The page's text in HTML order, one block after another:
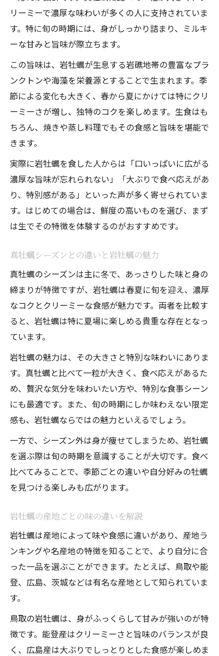
リーミーで濃厚な味わいが多くの人に支持されていま
す。特に旬の時期には、身がしっかり詰まり、ミルキ
ーな甘みと旨味が際立ちます。
この旨味は、岩牡蠣が生息する岩礁地帯の豊富なプラ
ンクトンや海藻を栄養源とすることで生まれます。季
節による変化も大きく、春から夏にかけては特にクリ
ーミーさが増し、独特のコクを楽しめます。生食はも
ちろん、焼きや蒸し料理でもその食感と旨味を堪能で
きます。
実際に岩牡蠣を食した人からは「口いっぱいに広がる
濃厚な旨味が忘れられない」「大ぶりで食べ応えがあ
り、特別感がある」といった声が多く寄せられていま
す。はじめての場合は、鮮度の高いものを選び、まず
は生でその特徴を体験するのがおすすめです。
真牡蠣シーズンとの違いと岩牡蠣の魅力
真牡蠣のシーズンは主に冬で、あっさりした味と身の
締まりが特徴ですが、岩牡蠣は春夏に旬を迎え、濃厚
なコクとクリーミーな食感が魅力です。両者を比較す
ると、岩牡蠣は特に夏場に楽しめる貴重な存在となっ
ています。
岩牡蠣の魅力は、その大きさと特別な味わいにありま
す。真牡蠣と比べて一粒が大きく、食べ応えがあるた
め、贅沢な気分を味わいたい方や、特別な食事シーン
にも最適です。また、旬の時期にしか味わえない限定
感も、岩牡蠣ならではの魅力といえるでしょう。
一方で、シーズン外は身が痩せてしまうため、岩牡蠣
を選ぶ際は旬の時期を意識することが大切です。食べ
比べてみることで、季節ごとの違いや自分好みの牡蠣
を見つける楽しみも広がります。
岩牡蠣の産地ごとの味の違いを解説
岩牡蠣は産地によって味や食感に違いがあり、産地ラ
ンキングや名産地の特徴を知ることで、より自分に合
った一品を選ぶことができます。たとえば、鳥取や能
登、広島、茨城などは有名な産地として知られていま
す。
鳥取の岩牡蠣は、身がふっくらして甘みが強いのが特
徴です。能登産はクリーミーさと旨味のバランスが良
く、広島産は大ぶりでしっとりとした食感が楽しめま